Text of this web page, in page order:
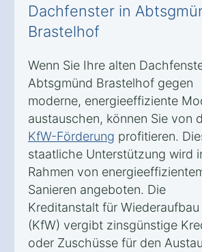
Dachfenster in
Brastelhof
Wenn Sie Ihre alten
Abtsgmünd Brastelhof gegen
moderne, energieeffiziente
austauschen, können Sie von
KfW-Förderung profitieren.
staatliche Unterstützung wird
Rahmen von
Sanieren angeboten. Die
Kreditanstalt für Wiederaufbau
(KfW) vergibt zinsgünstige
oder Zuschüsse für den